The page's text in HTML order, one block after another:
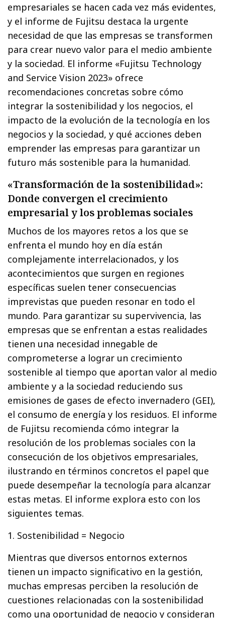
empresariales se hacen cada vez más evidentes,
y el informe de Fujitsu destaca la urgente
necesidad de que las empresas se transformen
para crear nuevo valor para el medio ambiente
y la sociedad. El informe «Fujitsu Technology
and Service Vision 2023» ofrece
recomendaciones concretas sobre cómo
integrar la sostenibilidad y los negocios, el
impacto de la evolución de la tecnología en los
negocios y la sociedad, y qué acciones deben
emprender las empresas para garantizar un
futuro más sostenible para la humanidad.
«Transformación de la sostenibilidad»:
Donde convergen el crecimiento
empresarial y los problemas sociales
Muchos de los mayores retos a los que se
enfrenta el mundo hoy en día están
complejamente interrelacionados, y los
acontecimientos que surgen en regiones
específicas suelen tener consecuencias
imprevistas que pueden resonar en todo el
mundo. Para garantizar su supervivencia, las
empresas que se enfrentan a estas realidades
tienen una necesidad innegable de
comprometerse a lograr un crecimiento
sostenible al tiempo que aportan valor al medio
ambiente y a la sociedad reduciendo sus
emisiones de gases de efecto invernadero (GEI),
el consumo de energía y los residuos. El informe
de Fujitsu recomienda cómo integrar la
resolución de los problemas sociales con la
consecución de los objetivos empresariales,
ilustrando en términos concretos el papel que
puede desempeñar la tecnología para alcanzar
estas metas. El informe explora esto con los
siguientes temas.
1. Sostenibilidad = Negocio
Mientras que diversos entornos externos
tienen un impacto significativo en la gestión,
muchas empresas perciben la resolución de
cuestiones relacionadas con la sostenibilidad
como una oportunidad de negocio y consideran